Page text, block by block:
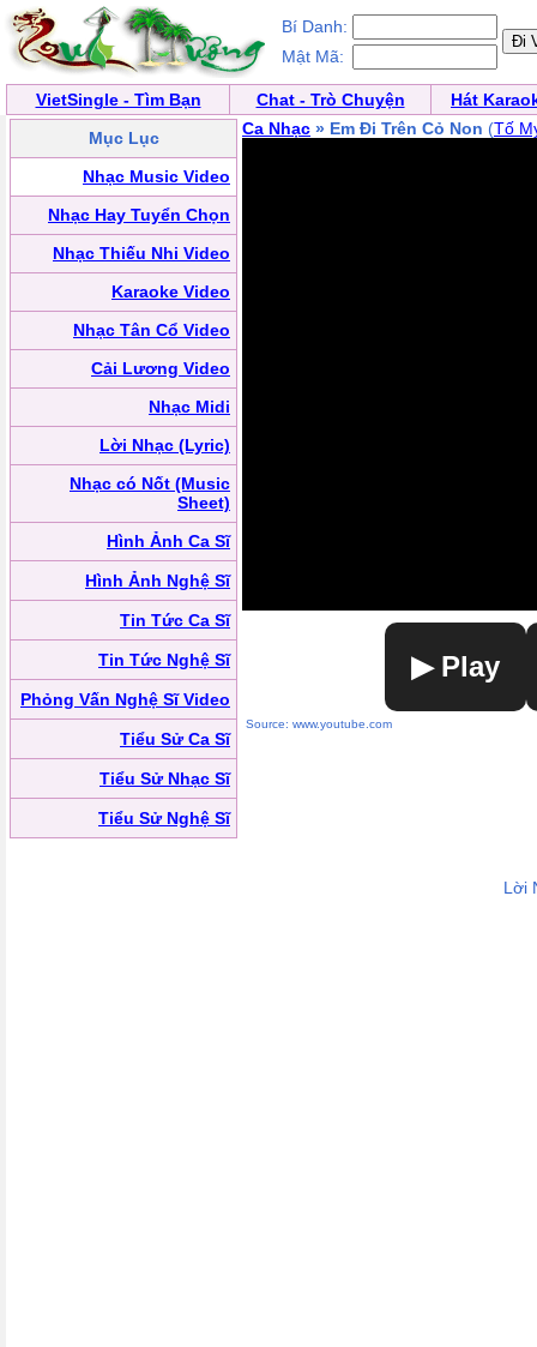
Bí Danh:
Mật Mã:
VietSingle - Tìm Bạn Chat - Trò Chuyện
Hát
Mục Lục
Nhạc Music Video
Nhạc Hay Tuyển Chọn
Nhạc Thiếu Nhi Video
Karaoke Video
Nhạc Tân Cổ Video
Cải Lương Video
Nhạc Midi
Lời Nhạc (Lyric)
Nhạc có Nốt (Music
Sheet)
Hình Ảnh Ca Sĩ
Hình Ảnh Nghệ Sĩ
Tin Tức Ca Sĩ
Tin Tức Nghệ Sĩ
Phỏng Vấn Nghệ Sĩ Video
Tiểu Sử Ca Sĩ
Tiểu Sử Nhạc Sĩ
Tiểu Sử Nghệ Sĩ
Ca Nhạc » Em Đi Trên Cỏ Non (Tố
▶ Play
Source: www.youtube.com
Lời